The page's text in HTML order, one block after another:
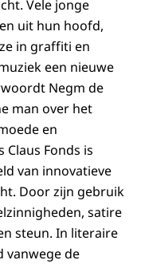
Vele jonge
uit hun hoofd,
in graffiti en
een nieuwe
Negm de
man over het
en
Fonds is
van innovatieve
Door zijn gebruik
satire
steun. In literaire
vanwege de